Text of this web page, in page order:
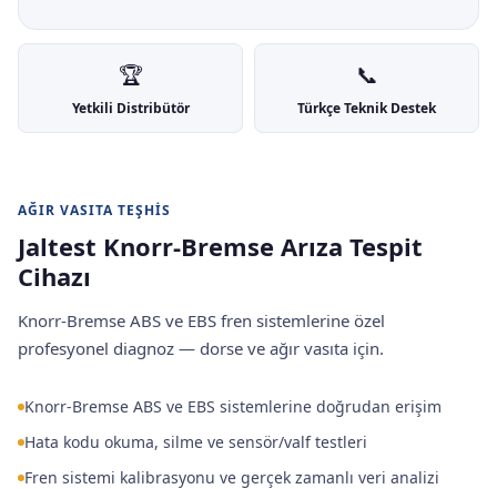
🏆
Yetkili Distribütör
📞
Türkçe Teknik Destek
AĞIR VASITA TEŞHIS
Jaltest Knorr-Bremse Arıza Tespit
Cihazı
Knorr-Bremse ABS ve EBS fren sistemlerine özel
profesyonel diagnoz — dorse ve ağır vasıta için.
Knorr-Bremse ABS ve EBS sistemlerine doğrudan erişim
Hata kodu okuma, silme ve sensör/valf testleri
Fren sistemi kalibrasyonu ve gerçek zamanlı veri analizi